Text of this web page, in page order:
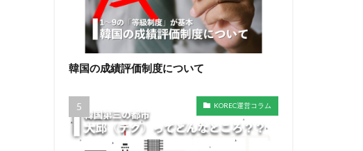
韓国の成績評価制度について
KOREC運営コラム